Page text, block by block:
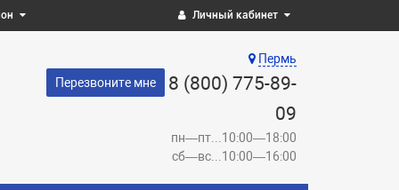
Личный кабинет
Пермь
Перезвоните мне
8 (800) 775-89-
09
пн—пт...10:00—18:00
сб—вс...10:00—16:00